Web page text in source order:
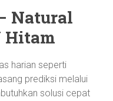
Natural
Hitam
harian seperti
prediksi melalui
solusi cepat